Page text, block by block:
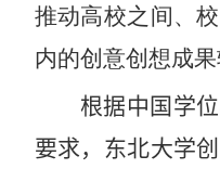
推动高校之间、
内的创意创想成果
根据中国学
要求，东北大学